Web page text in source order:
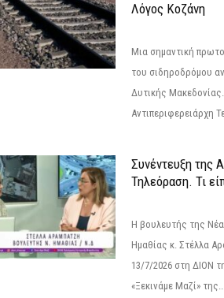
Λόγος Κοζάνη
Μια σημαντική
του σιδηροδρόμου
Δυτικής
Αντιπεριφερειάρχη
Συνέντευξη της
Τηλεόραση. Τι
Η βουλευτής της
Ημαθίας κ. Στέλλα
13/7/2026 στη ΔΙΟΝ
«Ξεκινάμε Μαζί»